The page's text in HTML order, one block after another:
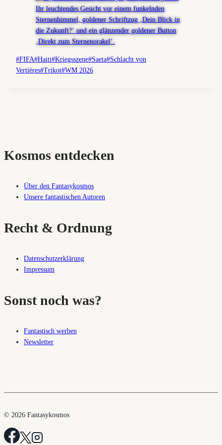
Schlagworte:
#FIFA#Haiti#Kriegsszene#Saeta#Schlacht von
Vertières#Trikot#WM 2026
Kosmos entdecken
Über den Fantasykosmos
Unsere fantastischen Autoren
Recht & Ordnung
Datenschutzerklärung
Impressum
Sonst noch was?
Fantastisch werben
Newsletter
© 2026 Fantasykosmos